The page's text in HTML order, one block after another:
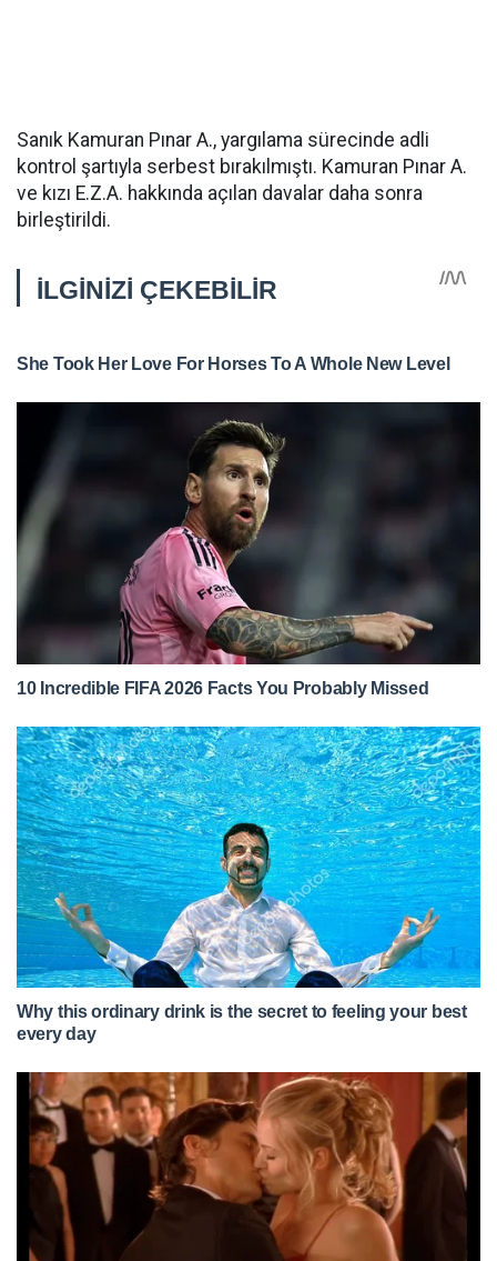
Sanık Kamuran Pınar A., yargılama sürecinde adli
kontrol şartıyla serbest bırakılmıştı. Kamuran Pınar A.
ve kızı E.Z.A. hakkında açılan davalar daha sonra
birleştirildi.